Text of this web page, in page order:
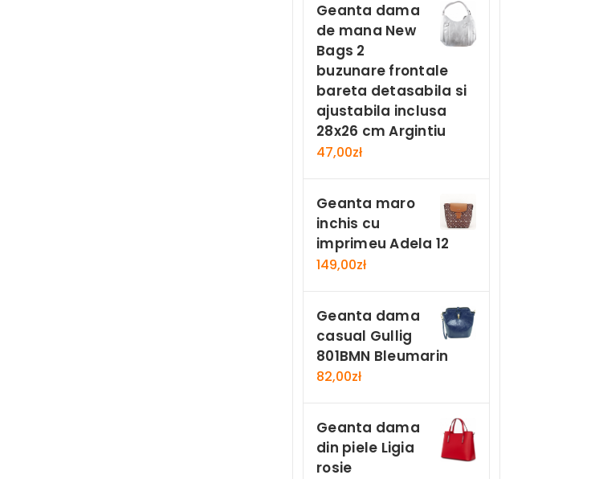
Geanta dama
de mana New
Bags 2
buzunare frontale
bareta detasabila si
ajustabila inclusa
28x26 cm Argintiu
47,00zł
Geanta maro
inchis cu
imprimeu Adela 12
149,00zł
Geanta dama
casual Gullig
801BMN Bleumarin
82,00zł
Geanta dama
din piele Ligia
rosie